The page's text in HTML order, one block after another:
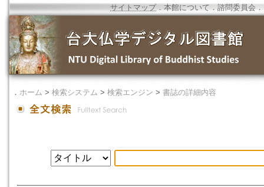
サイトマップ．本館について ． 諮問委員会 ．
． ホーム > 検索システム > 検索エンジン > 書誌の詳細内容